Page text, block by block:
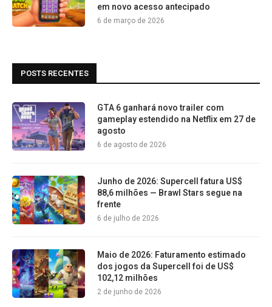
em novo acesso antecipado
6 de março de 2026
POSTS RECENTES
GTA 6 ganhará novo trailer com
gameplay estendido na Netflix em 27 de
agosto
6 de agosto de 2026
Junho de 2026: Supercell fatura US$
88,6 milhões — Brawl Stars segue na
frente
6 de julho de 2026
Maio de 2026: Faturamento estimado
dos jogos da Supercell foi de US$
102,12 milhões
2 de junho de 2026